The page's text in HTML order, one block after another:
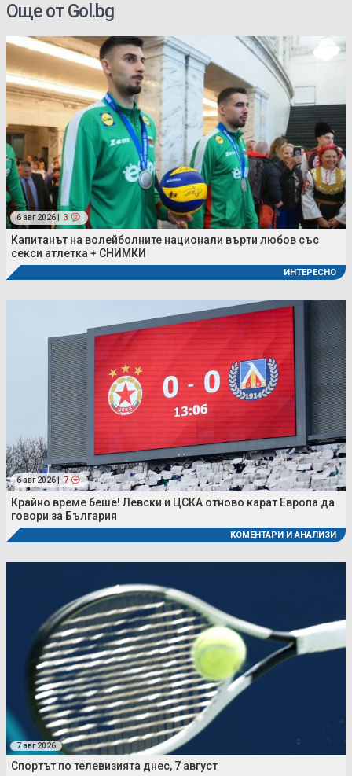
Още от Gol.bg
6 авг 2026 | 3
Капитанът на волейболните национали върти любов със
секси атлетка + СНИМКИ
ИНТЕРЕСНО
6 авг 2026 | 7
Крайно време беше! Левски и ЦСКА отново карат Европа да
говори за България
КОМЕНТАРИ И АНАЛИЗИ
7 авг 2026
Спортът по телевизията днес, 7 август